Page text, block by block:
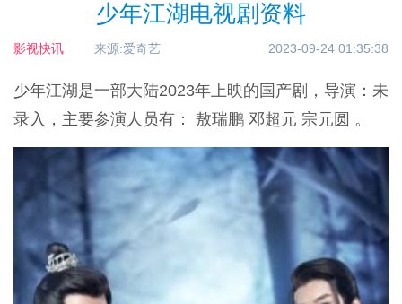
少年江湖电视剧资料
影视快讯 来源:爱奇艺 2023-09-24 01:35:38
少年江湖是一部大陆2023年上映的国产剧，导演：未
录入，主要参演人员有： 敖瑞鹏 邓超元 宗元圆 。